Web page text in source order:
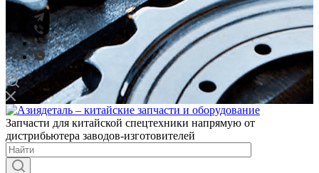
Запчасти для китайской спецтехники напрямую от
дистрибьютера заводов-изготовителей